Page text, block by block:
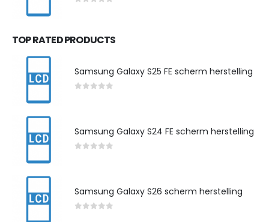
TOP RATED PRODUCTS
Samsung Galaxy S25 FE scherm herstelling
Samsung Galaxy S24 FE scherm herstelling
Samsung Galaxy S26 scherm herstelling